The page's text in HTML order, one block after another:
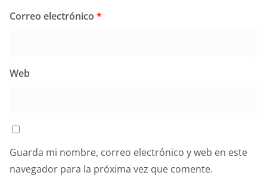
Correo electrónico *
Web
Guarda mi nombre, correo electrónico y web en este
navegador para la próxima vez que comente.